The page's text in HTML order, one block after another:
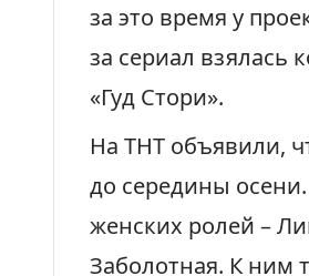
за это время у
за сериал взялась
«Гуд Стори».
На ТНТ объявили,
до середины
женских ролей –
Заболотная. К ним